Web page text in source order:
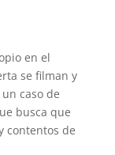
en el
se filman y
caso de
busca que
contentos de